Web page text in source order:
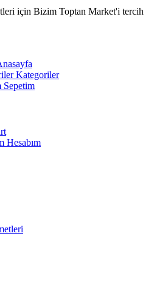
için Bizim Toptan Market'i tercih
Kategoriler
Sepetim
Hesabım